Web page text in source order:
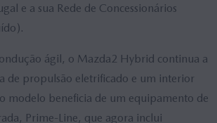
e a sua Rede de Concessionários
ágil, o Mazda2 Hybrid continua a
de propulsão eletrificado e um interior
modelo beneficia de um equipamento de
Prime-Line, que agora inclui